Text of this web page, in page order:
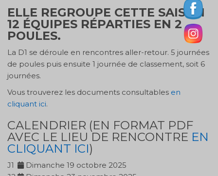
ELLE REGROUPE CETTE SAISON
12 ÉQUIPES RÉPARTIES EN 2
POULES.
La D1 se déroule en rencontres aller-retour. 5 journées
de poules puis ensuite 1 journée de classement, soit 6
journées.
Vous trouverez les documents consultables en
cliquant ici.
CALENDRIER (EN FORMAT PDF
AVEC LE LIEU DE RENCONTRE EN
CLIQUANT ICI)
J1
Dimanche 19 octobre 2025